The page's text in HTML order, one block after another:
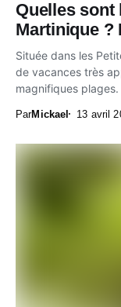
Quelles sont
Martinique ?
Située dans les
de vacances très
magnifiques
ParMickael 13 avril